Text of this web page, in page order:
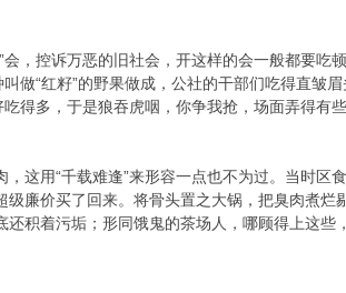
，控诉万恶的旧社会，开这样的会一般都要吃
做“红籽”的野果做成，公社的干部们吃得直
得多，于是狼吞虎咽，你争我抢，场面弄得有
这用“千载难逢”来形容一点也不为过。当时
廉价买了回来。将骨头置之大锅，把臭肉煮
积着污垢；形同饿鬼的茶场人，哪顾得上这